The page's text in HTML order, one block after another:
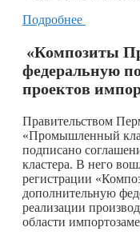
Подробнее
«Композиты
федеральную
проектов
Правительством
«Промышленный
подписано
кластера. В него
регистрации
дополнительную
реализации
области